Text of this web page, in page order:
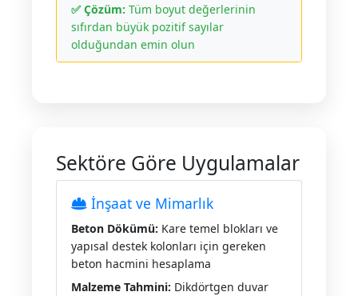
✅ Çözüm: Tüm boyut değerlerinin
sıfırdan büyük pozitif sayılar
olduğundan emin olun
Sektöre Göre Uygulamalar
İnşaat ve Mimarlık
Beton Dökümü: Kare temel blokları ve
yapısal destek kolonları için gereken
beton hacmini hesaplama
Malzeme Tahmini: Dikdörtgen duvar